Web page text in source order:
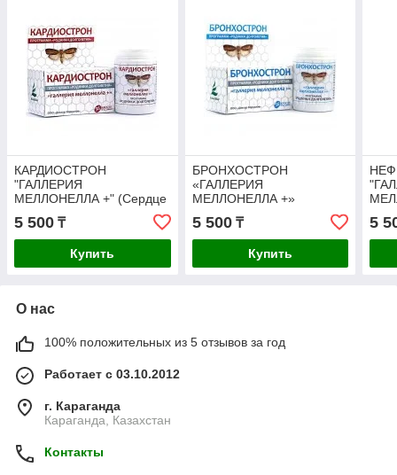
КАРДИОСТРОН
"ГАЛЛЕРИЯ
МЕЛЛОНЕЛЛА +" (Сердце
Алтая) ( СЕРДЕЧНО-
СОСУДИСТОЙ
СИСТЕМЫ) (капсулы 56
5 500 ₸
Купить
БРОНХОСТРОН
«ГАЛЛЕРИЯ
МЕЛЛОНЕЛЛА +»
(ПРОФИЛАКТИКА
ЗАБОЛЕВАНИЙ БРОНХО-
ЛЕГОЧНОЙ СИСТЕМЫ)
(капсулы 56 шт.)
5 500₸
Купить
шт.)
5
О нас
100% положительных из 5 отзывов за год
Работает с 03.10.2012
г. Караганда
Караганда, Казахстан
Контакты